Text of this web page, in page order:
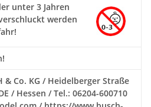
unter 3 Jahren
werden
& Co. KG / Heidelberger Straße
/ Hessen / Tel.: 06204-600710